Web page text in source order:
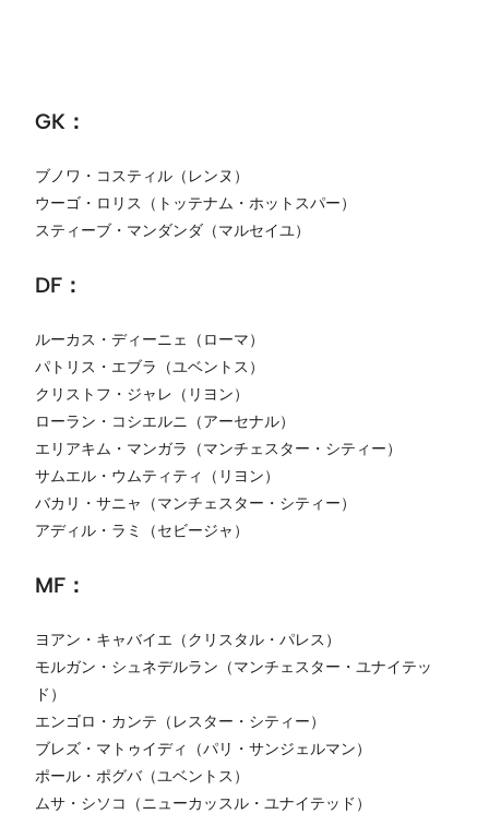
GK：
ブノワ・コスティル（レンヌ）
ウーゴ・ロリス（トッテナム・ホットスパー）
スティーブ・マンダンダ（マルセイユ）
DF：
ルーカス・ディーニェ（ローマ）
パトリス・エブラ（ユベントス）
クリストフ・ジャレ（リヨン）
ローラン・コシエルニ（アーセナル）
エリアキム・マンガラ（マンチェスター・シティー）
サムエル・ウムティティ（リヨン）
バカリ・サニャ（マンチェスター・シティー）
アディル・ラミ（セビージャ）
MF：
ヨアン・キャバイエ（クリスタル・パレス）
モルガン・シュネデルラン（マンチェスター・ユナイテッ
ド）
エンゴロ・カンテ（レスター・シティー）
ブレズ・マトゥイディ（パリ・サンジェルマン）
ポール・ポグバ（ユベントス）
ムサ・シソコ（ニューカッスル・ユナイテッド）